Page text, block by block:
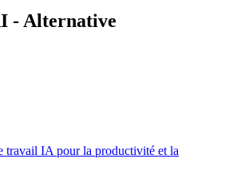
- Alternative
travail IA pour la productivité et la